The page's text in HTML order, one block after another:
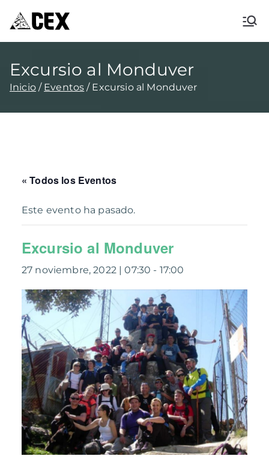
Excursio al Monduver
Inicio Eventos Excursio al Monduver
« Todos los Eventos
Este evento ha pasado.
Excursio al Monduver
27 noviembre, 2022 | 07:30 - 17:00